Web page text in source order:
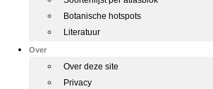
Botanische hotspots
Literatuur
Over
Over deze site
Privacy